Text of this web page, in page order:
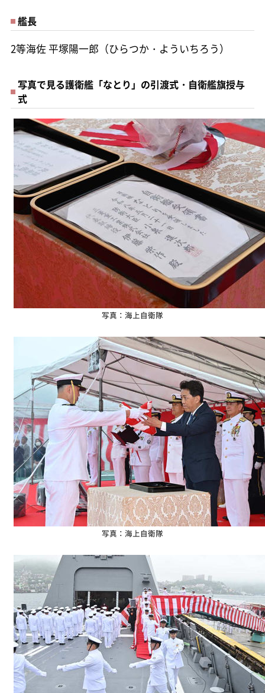
艦長
2等海佐 平塚陽一郎（ひらつか・よういちろう）
写真で見る護衛艦「なとり」の引渡式・自衛艦旗授与
式
写真：海上自衛隊
写真：海上自衛隊